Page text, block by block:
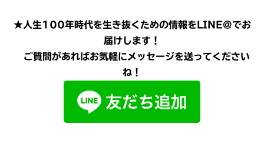
★人生100年時代を生き抜くための情報をLINE@でお
届けします！
ご質問があればお気軽にメッセージを送ってください
ね！